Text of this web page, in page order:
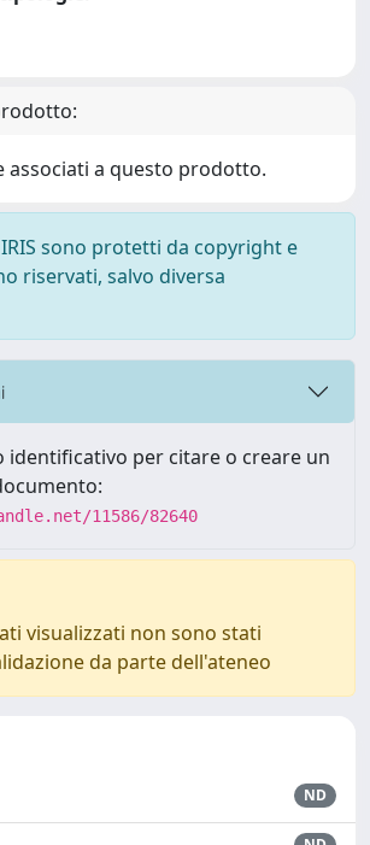
associati a questo prodotto.
sono protetti da copyright e
riservati, salvo diversa
identificativo per citare o creare un
11586/82640
visualizzati non sono stati
da parte dell'ateneo
ND